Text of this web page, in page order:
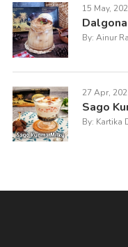
15 May,
By: Ainur
27 Apr,
Sago
By: Kartika